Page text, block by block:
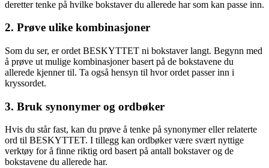
deretter tenke på hvilke bokstaver du allerede har som kan passe inn.
2. Prøve ulike kombinasjoner
Som du ser, er ordet BESKYTTET ni bokstaver langt. Begynn med
å prøve ut mulige kombinasjoner basert på de bokstavene du
allerede kjenner til. Ta også hensyn til hvor ordet passer inn i
kryssordet.
3. Bruk synonymer og ordbøker
Hvis du står fast, kan du prøve å tenke på synonymer eller relaterte
ord til BESKYTTET. I tillegg kan ordbøker være svært nyttige
verktøy for å finne riktig ord basert på antall bokstaver og de
bokstavene du allerede har.